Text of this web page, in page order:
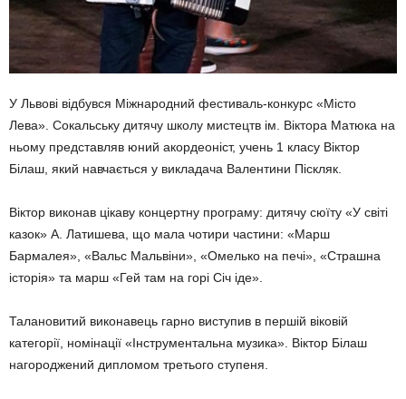
У Львові відбувся Міжнародний фестиваль-конкурс «Місто
Лева». Сокальську дитячу школу мистецтв ім. Віктора Матюка на
ньому представляв юний акордеоніст, учень 1 класу Віктор
Білаш, який навчається у викладача Валентини Піскляк.
Віктор виконав цікаву концертну програму: дитячу сюїту «У світі
казок» А. Латишева, що мала чотири частини: «Марш
Бармалея», «Вальс Мальвіни», «Омелько на печі», «Страшна
історія» та марш «Гей там на горі Січ іде».
Талановитий виконавець гарно виступив в першій віковій
категорії, номінації «Інструментальна музика». Віктор Білаш
нагороджений дипломом третього ступеня.